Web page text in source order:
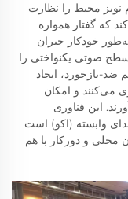
نویز محیط را نظارت
که گفتار همواره
خودکار جبران
صوتی یکنواختی را
بازخورد، ایجاد
می‌کنند و امکان
این فناوری
وابسته (اکو) است
محلی و دورکار با هم